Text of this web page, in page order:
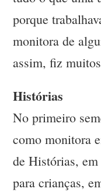
porque
monitora de
assim, fiz
Histórias
No primeiro
como monitora
de Histórias,
para crianças,